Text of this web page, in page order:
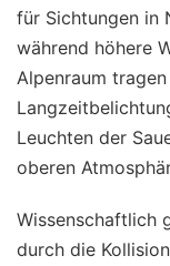
für Sichtungen in
während höhere
Alpenraum
Leuchten der
oberen
Wissenschaftlich
durch die